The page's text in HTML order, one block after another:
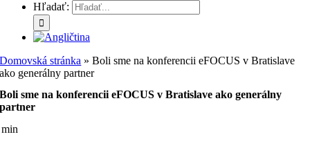
Hľadať:
Domovská stránka »Boli sme na konferencii eFOCUS v Bratislave
ako generálny partner
Boli sme na konferencii eFOCUS v Bratislave ako generálny
partner